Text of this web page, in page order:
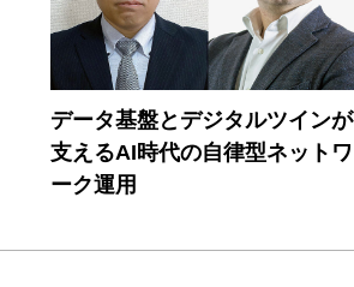
データ基盤とデジタルツインが
支えるAI時代の自律型ネットワ
ーク運用